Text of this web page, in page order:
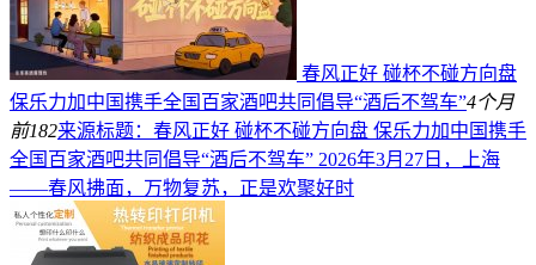
春风正好 碰杯不碰方向盘
保乐力加中国携手全国百家酒吧共同倡导“酒后不驾车”4个月
前182来源标题：春风正好 碰杯不碰方向盘 保乐力加中国携手
全国百家酒吧共同倡导“酒后不驾车” 2026年3月27日，上海
——春风拂面，万物复苏，正是欢聚好时